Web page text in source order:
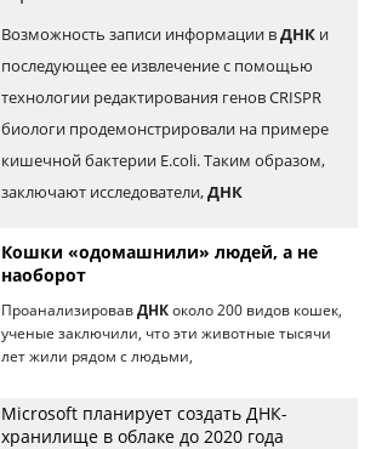
Возможность записи информации вДНК и
последующее ее извлечение с помощью
технологии редактирования генов CRISPR
биологи продемонстрировали на примере
кишечной бактерии E.coli. Таким образом,
заключают исследователи,ДНК
Кошки «одомашнили» людей, а не
наоборот
Проанализировав ДНК около 200 видов кошек,
ученые заключили, что эти животные тысячи
лет жили рядом с людьми,
Microsoft планирует создать ДНК-
хранилище в облаке до 2020 года